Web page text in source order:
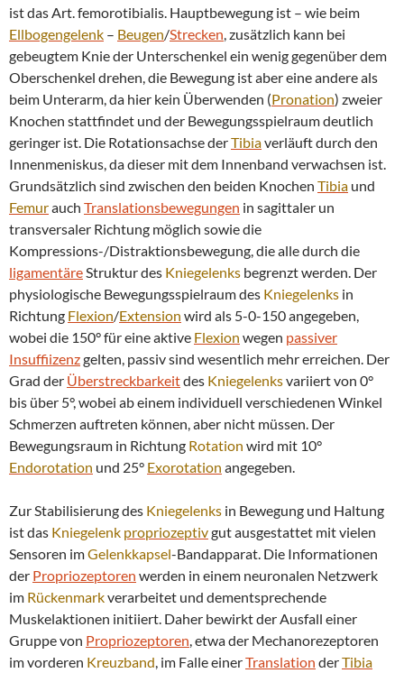
ist das Art. femorotibialis. Hauptbewegung ist – wie beim
Ellbogengelenk – Beugen/Strecken, zusätzlich kann bei
gebeugtem Knie der Unterschenkel ein wenig gegenüber dem
Oberschenkel drehen, die Bewegung ist aber eine andere als
beim Unterarm, da hier kein Überwenden (Pronation) zweier
Knochen stattfindet und der Bewegungsspielraum deutlich
geringer ist. Die Rotationsachse derTibiaverläuft durch den
Innenmeniskus, da dieser mit dem Innenband verwachsen ist.
Grundsätzlich sind zwischen den beiden Knochen Tibia und
Femurauch Translationsbewegungen in sagittaler un
transversaler Richtung möglich sowie die
Kompressions-/Distraktionsbewegung, die alle durch die
ligamentäreStruktur des Kniegelenks begrenzt werden. Der
physiologische Bewegungsspielraum des Kniegelenks in
Richtung Flexion/Extension wird als 5-0-150 angegeben,
wobei die 150° für eine aktive Flexion wegen passiver
Insuffiizenzgelten, passiv sind wesentlich mehr erreichen. Der
Grad der Überstreckbarkeitdes Kniegelenksvariiert von 0°
bis über 5°, wobei ab einem individuell verschiedenen Winkel
Schmerzen auftreten können, aber nicht müssen. Der
Bewegungsraum in Richtung Rotation wird mit 10°
Endorotation und 25° Exorotation angegeben.
Zur Stabilisierung des Kniegelenks in Bewegung und Haltung
ist das Kniegelenk propriozeptivgut ausgestattet mit vielen
Sensoren imGelenkkapsel-Bandapparat. Die Informationen
der Propriozeptoren werden in einem neuronalen Netzwerk
im Rückenmarkverarbeitet und dementsprechende
Muskelaktionen initiiert. Daher bewirkt der Ausfall einer
Gruppe von Propriozeptoren, etwa der Mechanorezeptoren
im vorderen Kreuzband, im Falle einerTranslation derTibia